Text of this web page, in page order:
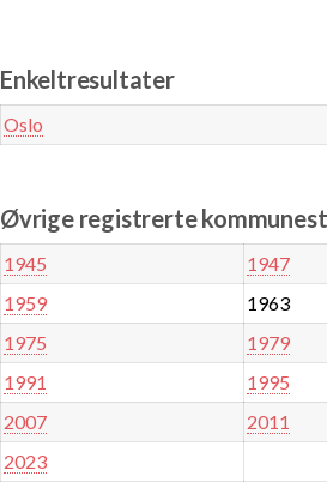
Enkeltresultater
Oslo
Øvrige registrerte
1945 1947
1959
1963
1975
1979
1991
1995
2007
2011
2023